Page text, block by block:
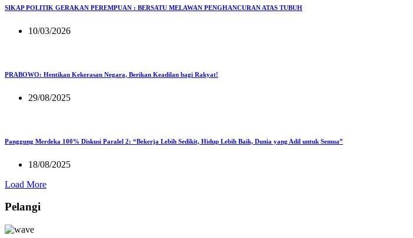
SIKAP POLITIK GERAKAN PEREMPUAN : BERSATU MELAWAN PENGHANCURAN ATAS TUBUH
10/03/2026
PRABOWO: Hentikan Kekerasan Negara, Berikan Keadilan bagi Rakyat!
29/08/2025
Panggung Merdeka 100% Diskusi Paralel 2: “Bekerja Lebih Sedikit, Hidup Lebih Baik, Dunia yang Adil untuk Semua”
18/08/2025
Load More
Pelangi